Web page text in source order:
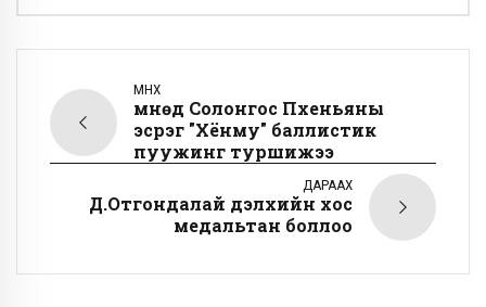
ӨМНӨХ
Өмнөд Солонгос Пхеньяны
эсрэг "Хёнму" баллистик
пуужинг туршижээ
ДАРААХ
Д.Отгондалай дэлхийн хос
медальтан боллоо